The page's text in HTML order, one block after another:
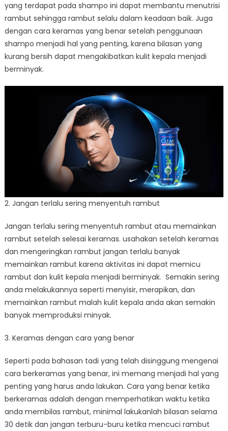
yang terdapat pada shampo ini dapat membantu menutrisi
rambut sehingga rambut selalu dalam keadaan baik. Juga
dengan cara keramas yang benar setelah penggunaan
shampo menjadi hal yang penting, karena bilasan yang
kurang bersih dapat mengakibatkan kulit kepala menjadi
berminyak.
2. Jangan terlalu sering menyentuh rambut
Jangan terlalu sering menyentuh rambut atau memainkan
rambut setelah selesai keramas. usahakan setelah keramas
dan mengeringkan rambut jangan terlalu banyak
memainkan rambut karena aktivitas ini dapat memicu
rambut dan kulit kepala menjadi berminyak. Semakin sering
anda melakukannya seperti menyisir, merapikan, dan
memainkan rambut malah kulit kepala anda akan semakin
banyak memproduksi minyak.
3. Keramas dengan cara yang benar
Seperti pada bahasan tadi yang telah disinggung mengenai
cara berkeramas yang benar, ini memang menjadi hal yang
penting yang harus anda lakukan. Cara yang benar ketika
berkeramas adalah dengan memperhatikan waktu ketika
anda membilas rambut, minimal lakukanlah bilasan selama
30 detik dan jangan terburu-buru ketika mencuci rambut